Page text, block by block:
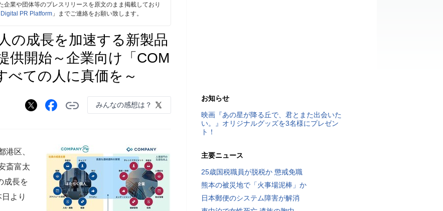
企業や団体等のプレスリリースを原文のまま掲載しており
Digital PR Platform 」までご連絡をお願い致します。
の成長を加速する新製品
供開始～企業向け「COM
べての人に真価を～
みんなの感想は？
区、
斎富太
成長を
より
お知らせ
映画『あの星が降る丘で、君とまた出会いた
い。』オリジナルグッズを3名様にプレゼン
ト！
主要ニュース
25歳国税職員が脱税か 懲戒免職
熊本の被災地で「火事場泥棒」か
日本郵便のシステム障害が解消